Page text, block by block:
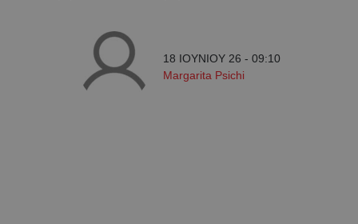
18 ΙΟΥΝΙΟΥ 26 - 09:10
Margarita Psichi